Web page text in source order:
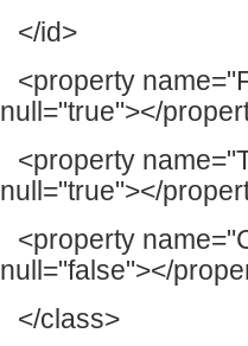
</id>
<property
null="true"></
<property
null="true"></
<property
null="false"></
</class>